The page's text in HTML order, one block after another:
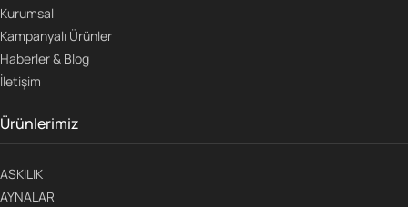
Kurumsal
Kampanyalı Ürünler
Haberler & Blog
İletişim
Ürünlerimiz
ASKILIK
AYNALAR